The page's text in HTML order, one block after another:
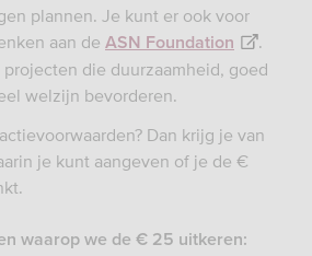
plannen. Je kunt er ook voor
aan de ASN Foundation
.
projecten die duurzaamheid, goed
welzijn bevorderen.
Dan krijg je van
je kunt aangeven of je de €
waarop we de € 25 uitkeren: